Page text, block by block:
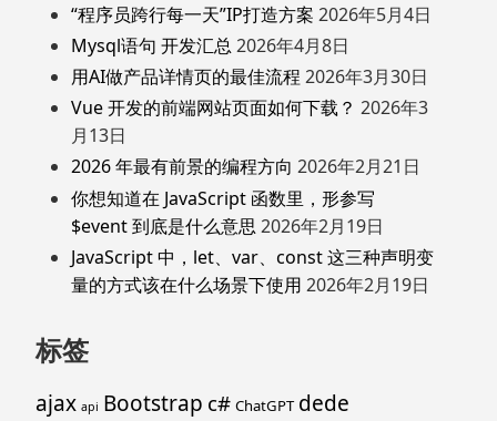
“程序员跨行每一天”IP打造方案 2026年5月4日
Mysql语句 开发汇总 2026年4月8日
用AI做产品详情页的最佳流程 2026年3月30日
Vue 开发的前端网站页面如何下载？ 2026年3
月13日
2026 年最有前景的编程方向 2026年2月21日
你想知道在 JavaScript 函数里，形参写
$event 到底是什么意思 2026年2月19日
JavaScript 中，let、var、const 这三种声明变
量的方式该在什么场景下使用 2026年2月19日
标签
ajax api Bootstrap c# ChatGPT dede